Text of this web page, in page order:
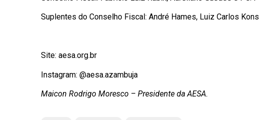
Suplentes do Conselho Fiscal: André Hames, Luiz Carlos
Site: aesa.org.br
Instagram: @aesa.azambuja
Maicon Rodrigo Moresco – Presidente da AESA.